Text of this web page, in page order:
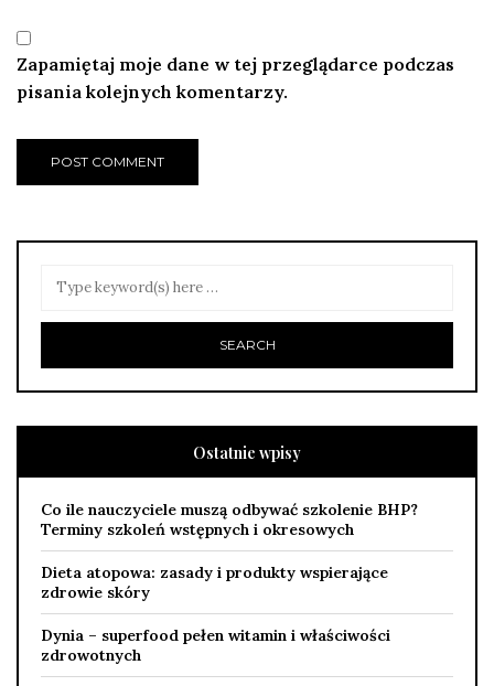
Zapamiętaj moje dane w tej przeglądarce podczas
pisania kolejnych komentarzy.
Ostatnie wpisy
Co ile nauczyciele muszą odbywać szkolenie BHP?
Terminy szkoleń wstępnych i okresowych
Dieta atopowa: zasady i produkty wspierające
zdrowie skóry
Dynia – superfood pełen witamin i właściwości
zdrowotnych